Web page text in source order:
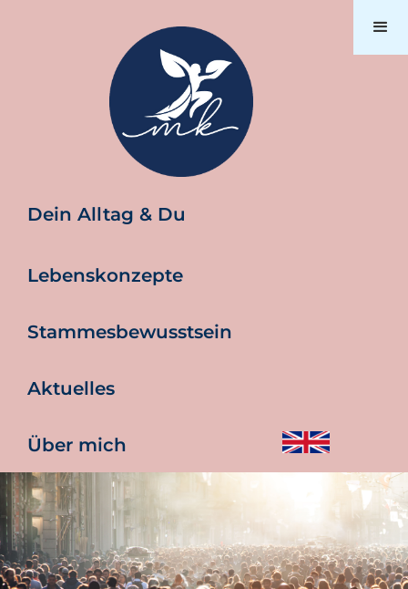
Dein Alltag & Du
Lebenskonzepte
Stammesbewusstsein
Aktuelles
Über mich